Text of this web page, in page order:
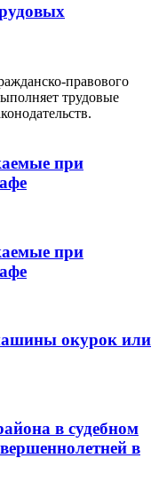
правового
трудовые
при
при
окурок или
в судебном
в